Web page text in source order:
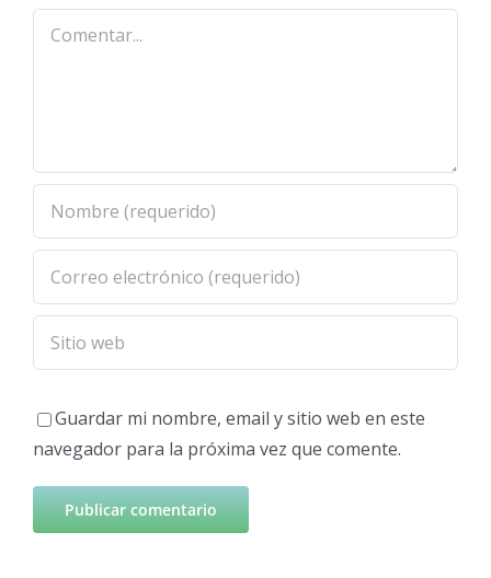
Comentar
Guardar mi nombre, email y sitio web en este
navegador para la próxima vez que comente.